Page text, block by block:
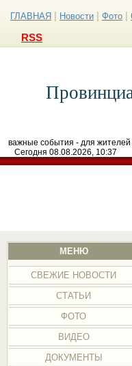
ГЛАВНАЯ Новости Фото
RSS
важные события - для жителей
Сегодня 08.08.2026, 10:37
МЕНЮ
СВЕЖИЕ НОВОСТИ
СТАТЬИ
ФОТО
ВИДЕО
ДОКУМЕНТЫ